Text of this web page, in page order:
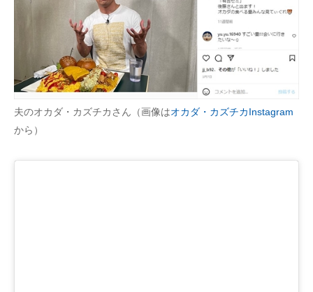
夫のオカダ・カズチカさん（画像はオカダ・カズチカInstagram
から）